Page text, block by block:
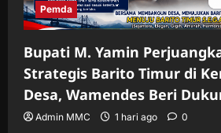
Pemda
Bupati M. Yamin
Strategis Barito Timur di
Desa, Wamendes Beri
Admin MMC 1 hari ago 0